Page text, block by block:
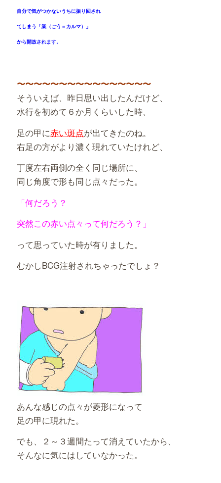
自分で気がつかないうちに振り回され
てしまう「業（ごう＝カルマ）」
から開放されます。
〜〜〜〜〜〜〜〜〜〜〜〜〜〜〜〜
そういえば、昨日思い出したんだけど、
水行を初めて６か月くらいした時、
足の甲に赤い斑点が出てきたのね。
右足の方がより濃く現れていたけれど、
丁度左右両側の全く同じ場所に、
同じ角度で形も同じ点々だった。
「何だろう？
突然この赤い点々って何だろう？」
って思っていた時が有りました。
むかしBCG注射されちゃったでしょ？
あんな感じの点々が菱形になって
足の甲に現れた。
でも、２～３週間たって消えていたから、
そんなに気にはしていなかった。